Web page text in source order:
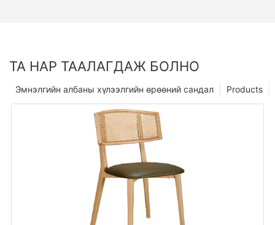
ТА НАР ТААЛАГДАЖ БОЛНО
Products
Эмнэлгийн албаны хүлээлгийн өрөөний сандал